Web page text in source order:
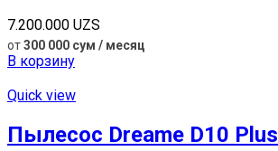
7.200.000 UZS
от300 000 сум / месяц
В корзину
Quick view
Пылесос Dreame D10 Plus